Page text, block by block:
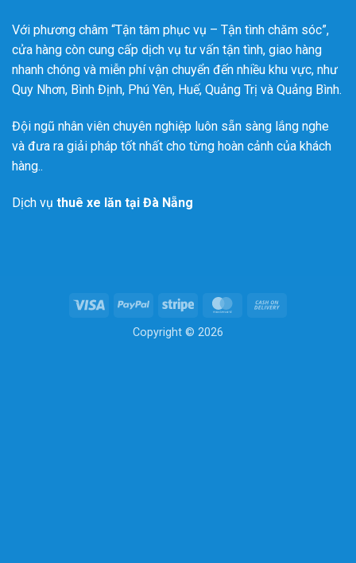
Với phương châm “Tận tâm phục vụ – Tận tình chăm sóc”,
cửa hàng còn cung cấp dịch vụ tư vấn tận tình, giao hàng
nhanh chóng và miễn phí vận chuyển đến nhiều khu vực, như
Quy Nhơn, Bình Định, Phú Yên, Huế, Quảng Trị và Quảng Bình.
Đội ngũ nhân viên chuyên nghiệp luôn sẵn sàng lắng nghe
và đưa ra giải pháp tốt nhất cho từng hoàn cảnh của khách
hàng..
Dịch vụ thuê xe lăn tại Đà Nẵng
Visa PayPal Stripe MasterCard
Copyright © 2026